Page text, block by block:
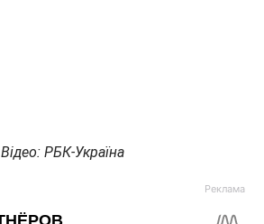
Відео: РБК-Україна